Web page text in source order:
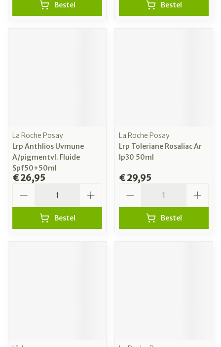
Bestel Bestel
La Roche Posay
Lrp Anthlios Uvmune
A/pigmentvl. Fluide
Spf50+50ml
€ 26,95
Bestel
La Roche Posay
Lrp Toleriane Rosaliac Ar
Ip30 50ml
€ 29,95
Bestel